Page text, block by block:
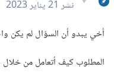
نشر21 يناير 2023
أخي يبدو أن السؤال لم يكن
المطلوب كيف أتعامل من خلال class لكي أطبق الإحراء داخل أي def